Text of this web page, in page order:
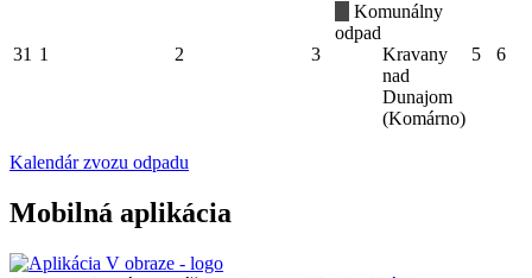
31 1 2 3
Komunálny
odpad
Kravany
nad
Dunajom
(Komárno)
5 6
Kalendár zvozu odpadu
Mobilná aplikácia